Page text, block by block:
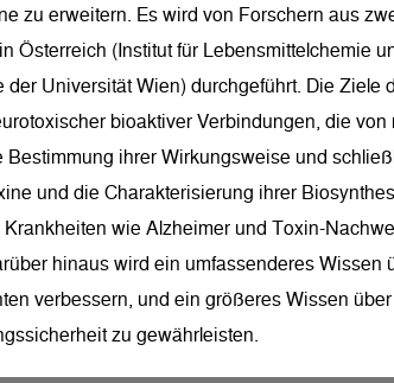
zu erweitern. Es wird von Forschern aus
Österreich (Institut für Lebensmittelchemie
Universität Wien) durchgeführt. Die Ziele
bioaktiver Verbindungen, die von
ihrer Wirkungsweise und
und die Charakterisierung ihrer
wie Alzheimer und Toxin-
hinaus wird ein umfassenderes Wissen
verbessern, und ein größeres Wissen
zu gewährleisten.